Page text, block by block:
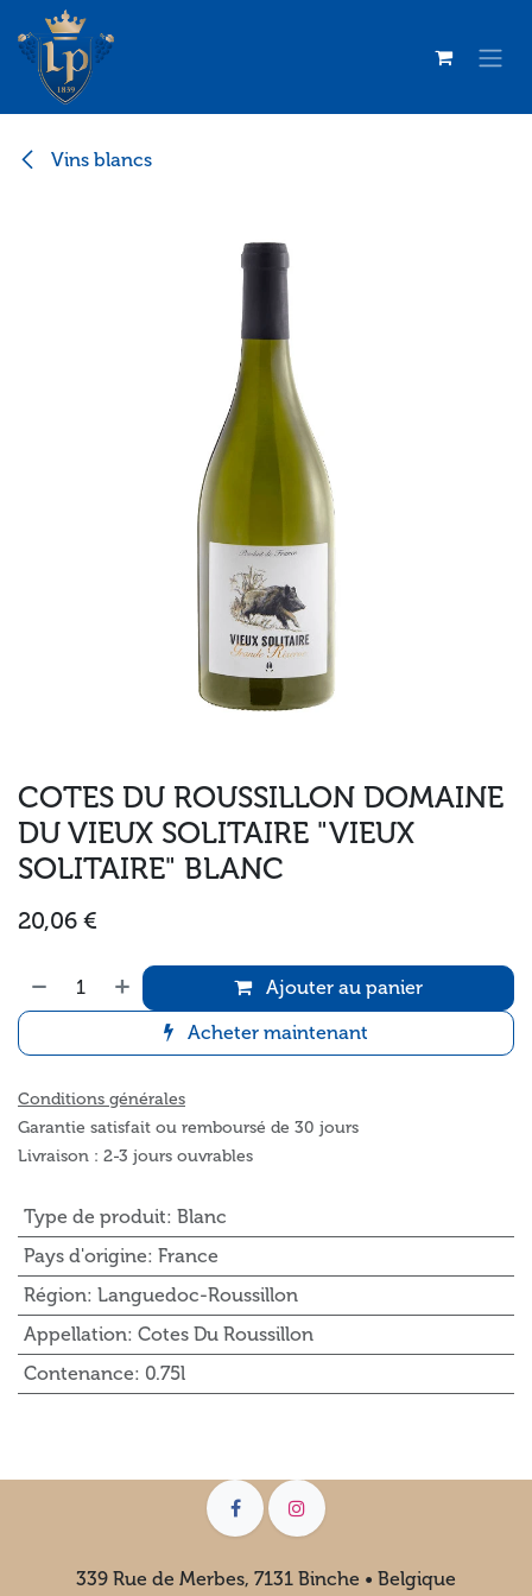
Se rendre au contenu
Vins blancs
COTES DU ROUSSILLON DOMAINE
DU VIEUX SOLITAIRE "VIEUX
SOLITAIRE" BLANC
20,06 €
Ajouter au panier
Acheter maintenant
Conditions générales
Garantie satisfait ou remboursé de 30 jours
Livraison : 2-3 jours ouvrables
Type de produit: Blanc
Pays d'origine: France
Région: Languedoc-Roussillon
Appellation: Cotes Du Roussillon
Contenance: 0.75l
339 Rue de Merbes, 7131 Binche • Belgique